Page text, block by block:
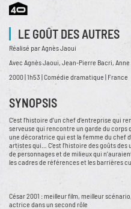
LE GOÛT DES AUTRES
Réalisé par Agnès Jaoui
Avec Agnès Jaoui, Jean-Pierre Bacri, Anne
2000 | 1h53 | Comédie dramatique | France
SYNOPSIS
C’est l’histoire d’un chef d’entreprise qui
serveuse qui rencontre un garde du
une décoratrice qui est la femme du chef
artistes qui… C’est l’histoire des goûts des
de personnages et de milieux qui
les cadres de références et les barrières
César 2001 : meilleur film, meilleur
actrice dans un second rôle